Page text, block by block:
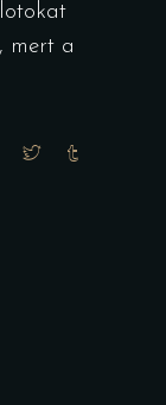
mert a